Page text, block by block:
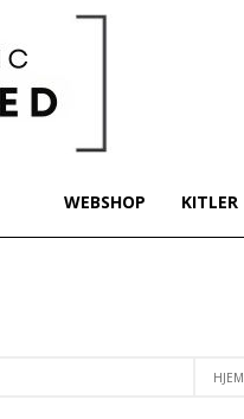
WEBSHOP KITLER
HJEM